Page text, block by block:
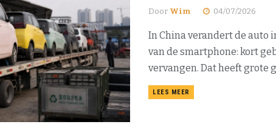
Door Wim 04/07/2026
In China verandert de auto
van de smartphone: kort
vervangen. Dat heeft grote
LEES MEER